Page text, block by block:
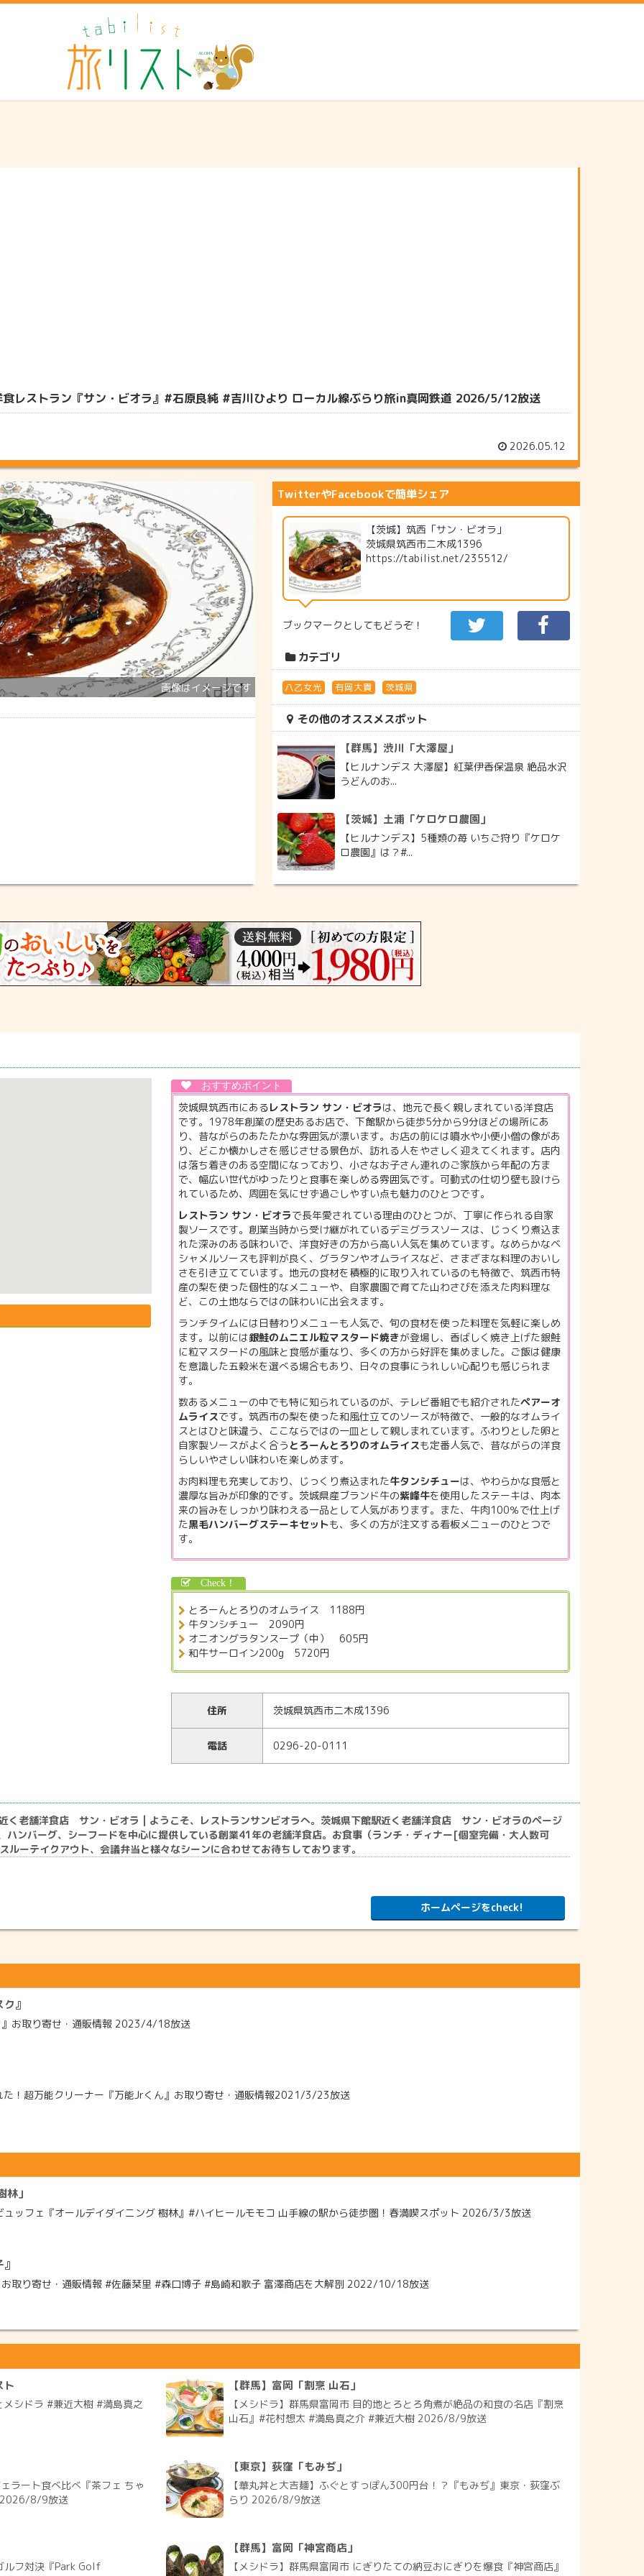
食レストラン『サン・ビオラ』#石原良純 #吉川ひより ローカル線ぶらり旅in真岡鉄道 2026/5/12放送
2026.05.12
TwitterやFacebookで簡単シェア
【茨城】筑西「サン・ビオラ」
茨城県筑西市二木成1396
https://tabilist.net/235512/
ブックマークとしてもどうぞ！
カテゴリ
八乙女光 有岡大貴 茨城県
その他のオススメスポット
【群馬】渋川「大澤屋」
【ヒルナンデス 大澤屋】紅葉伊香保温泉 絶品水沢
うどんのお...
【茨城】土浦「ケロケロ農園」
【ヒルナンデス】5種類の苺 いちご狩り『ケロケ
ロ農園』は？#...
茨城県筑西市にあるレストラン サン・ビオラは、地元で長く親しまれている洋食店
です。1978年創業の歴史あるお店で、下館駅から徒歩5分から9分ほどの場所にあ
り、昔ながらのあたたかな雰囲気が漂います。お店の前には噴水や小便小僧の像があ
り、どこか懐かしさを感じさせる景色が、訪れる人をやさしく迎えてくれます。店内
は落ち着きのある空間になっており、小さなお子さん連れのご家族から年配の方ま
で、幅広い世代がゆったりと食事を楽しめる雰囲気です。可動式の仕切り壁も設けら
れているため、周囲を気にせず過ごしやすい点も魅力のひとつです。
レストラン サン・ビオラで長年愛されている理由のひとつが、丁寧に作られる自家
製ソースです。創業当時から受け継がれているデミグラスソースは、じっくり煮込ま
れた深みのある味わいで、洋食好きの方から高い人気を集めています。なめらかなベ
シャメルソースも評判が良く、グラタンやオムライスなど、さまざまな料理のおいし
さを引き立てています。地元の食材を積極的に取り入れているのも特徴で、筑西市特
産の梨を使った個性的なメニューや、自家農園で育てた山わさびを添えた肉料理な
ど、この土地ならではの味わいに出会えます。
ランチタイムには日替わりメニューも人気で、旬の食材を使った料理を気軽に楽しめ
ます。以前には銀鮭のムニエル粒マスタード焼きが登場し、香ばしく焼き上げた銀鮭
に粒マスタードの風味と食感が重なり、多くの方から好評を集めました。ご飯は健康
を意識した五穀米を選べる場合もあり、日々の食事にうれしい心配りも感じられま
す。
数あるメニューの中でも特に知られているのが、テレビ番組でも紹介されたペアーオ
ムライスです。筑西市の梨を使った和風仕立てのソースが特徴で、一般的なオムライ
スとはひと味違う、ここならではの一皿として親しまれています。ふわりとした卵と
自家製ソースがよく合う とろーんとろりのオムライスも定番人気で、昔ながらの洋食
らしいやさしい味わいを楽しめます。
お肉料理も充実しており、じっくり煮込まれた牛タンシチューは、やわらかな食感と
濃厚な旨みが印象的です。茨城県産ブランド牛の紫峰牛を使用したステーキは、肉本
来の旨みをしっかり味わえる一品として人気があります。また、牛肉100％で仕上げ
た黒毛ハンバーグステーキセットも、多くの方が注文する看板メニューのひとつで
す。
とろーんとろりのオムライス 1188円
牛タンシチュー 2090円
オニオングラタンスープ（中） 605円
和牛サーロイン200g 5720円
住所 茨城県筑西市二木成1396
電話 0296-20-0111
く老舗洋食店 サン・ビオラ | ようこそ、レストランサンビオラへ。茨城県下館駅近く老舗洋食店 サン・ビオラのページ
ハンバーグ、シーフードを中心に提供している創業41年の老舗洋食店。お食事（ランチ・ディナー[個室完備・大人数可
ルーテイクアウト、会議弁当と様々なシーンに合わせてお待ちしております。
ホームページをcheck!
』
』お取り寄せ・通販情報 2023/4/18放送
た！超万能クリーナー『万能Jrくん』お取り寄せ・通販情報2021/3/23放送
」
ュッフェ『オールデイダイニング 樹林』#ハイヒールモモコ 山手線の駅から徒歩圏！春満喫スポット 2026/3/3放送
お取り寄せ・通販情報 #佐藤栞里 #森口博子 #島崎和歌子 富澤商店を大解剖 2022/10/18放送
ト
メシドラ #兼近大樹 #満島真之
【群馬】富岡「割烹 山石」
【メシドラ】群馬県富岡市 目的地とろとろ角煮が絶品の和食の名店『割烹
山石』#花村想太 #満島真之介 #兼近大樹 2026/8/9放送
ラート食べ比べ『茶フェ ちゃ
2026/8/9放送
【東京】荻窪「もみぢ」
【華丸丼と大吉麺】ふぐとすっぽん300円台！？『もみぢ』東京・荻窪ぶ
らり 2026/8/9放送
ルフ対決『Park Golf
【群馬】富岡「神宮商店」
【メシドラ】群馬県富岡市 にぎりたての納豆おにぎりを爆食『神宮商店』